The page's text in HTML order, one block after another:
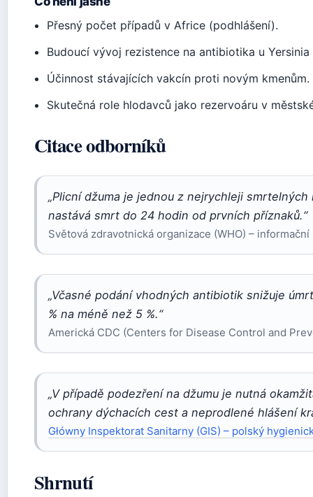
Přesný počet případů v Africe (podhlášení).
Budoucí vývoj rezistence na antibiotika u Yersinia
Účinnost stávajících vakcín proti novým kmenům.
Skutečná role hlodavců jako rezervoáru v
Citace odborníků
„Plicní džuma je jednou z nejrychleji
nastává smrt do 24 hodin od prvních příznaků.“
Světová zdravotnická organizace (WHO) –
„Včasné podání vhodných antibiotik snižuje
% na méně než 5 %.“
Americká CDC (Centers for Disease Control and
„V případě podezření na džumu je nutná
ochrany dýchacích cest a neprodlené hlášení
Główny Inspektorat Sanitarny (GIS) – polský
Shrnutí